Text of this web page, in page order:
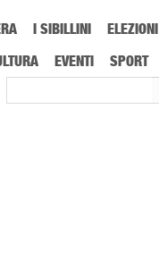
I SIBILLINI ELEZIONI
EVENTI SPORT